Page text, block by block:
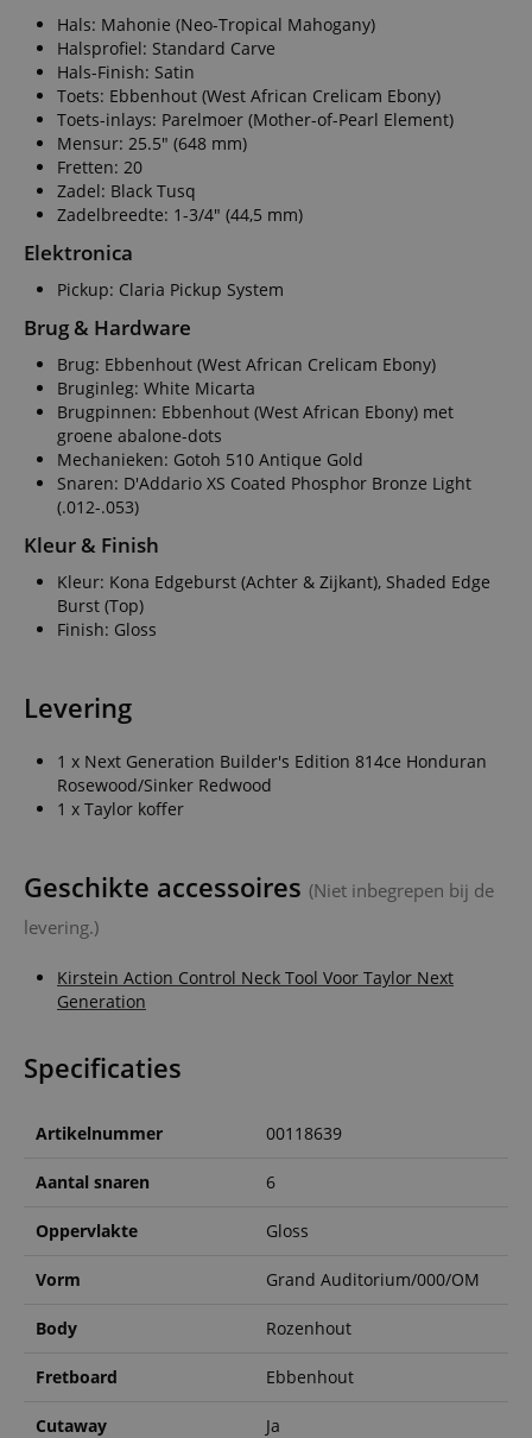
Hals: Mahonie (Neo-Tropical Mahogany)
Halsprofiel: Standard Carve
Hals-Finish: Satin
Toets: Ebbenhout (West African Crelicam Ebony)
Toets-inlays: Parelmoer (Mother-of-Pearl Element)
Mensur: 25.5" (648 mm)
Fretten: 20
Zadel: Black Tusq
Zadelbreedte: 1-3/4" (44,5 mm)
Elektronica
Pickup: Claria Pickup System
Brug & Hardware
Brug: Ebbenhout (West African Crelicam Ebony)
Bruginleg: White Micarta
Brugpinnen: Ebbenhout (West African Ebony) met
groene abalone-dots
Mechanieken: Gotoh 510 Antique Gold
Snaren: D'Addario XS Coated Phosphor Bronze Light
(.012-.053)
Kleur & Finish
Kleur: Kona Edgeburst (Achter & Zijkant), Shaded Edge
Burst (Top)
Finish: Gloss
Levering
1 x Next Generation Builder's Edition 814ce Honduran
Rosewood/Sinker Redwood
1 x Taylor koffer
Geschikte accessoires (Niet inbegrepen bij de
levering.)
Kirstein Action Control Neck Tool Voor Taylor Next
Generation
Specificaties
Artikelnummer 00118639
Aantal snaren 6
Oppervlakte Gloss
Vorm Grand Auditorium/000/OM
Body Rozenhout
Fretboard Ebbenhout
Cutaway Ja